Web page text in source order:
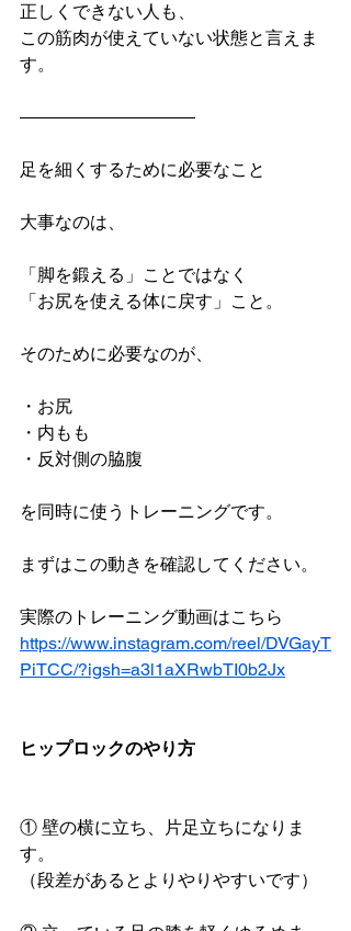
正しくできない人も、
この筋肉が使えていない状態と言えま
す。
――――――――――
足を細くするために必要なこと
大事なのは、
「脚を鍛える」ことではなく
「お尻を使える体に戻す」こと。
そのために必要なのが、
・お尻
・内もも
・反対側の脇腹
を同時に使うトレーニングです。
まずはこの動きを確認してください。
実際のトレーニング動画はこちら
https://www.instagram.com/reel/DVGayT
PiTCC/?igsh=a3l1aXRwbTI0b2Jx
ヒップロックのやり方
① 壁の横に立ち、片足立ちになりま
す。
（段差があるとよりやりやすいです）